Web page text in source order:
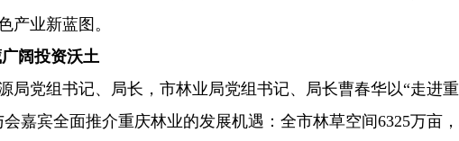
产业新蓝图。
阔投资沃土
局党组书记、局长，市林业局党组书记、局长曹春华以“走进
嘉宾全面推介重庆林业的发展机遇：全市林草空间6325万亩